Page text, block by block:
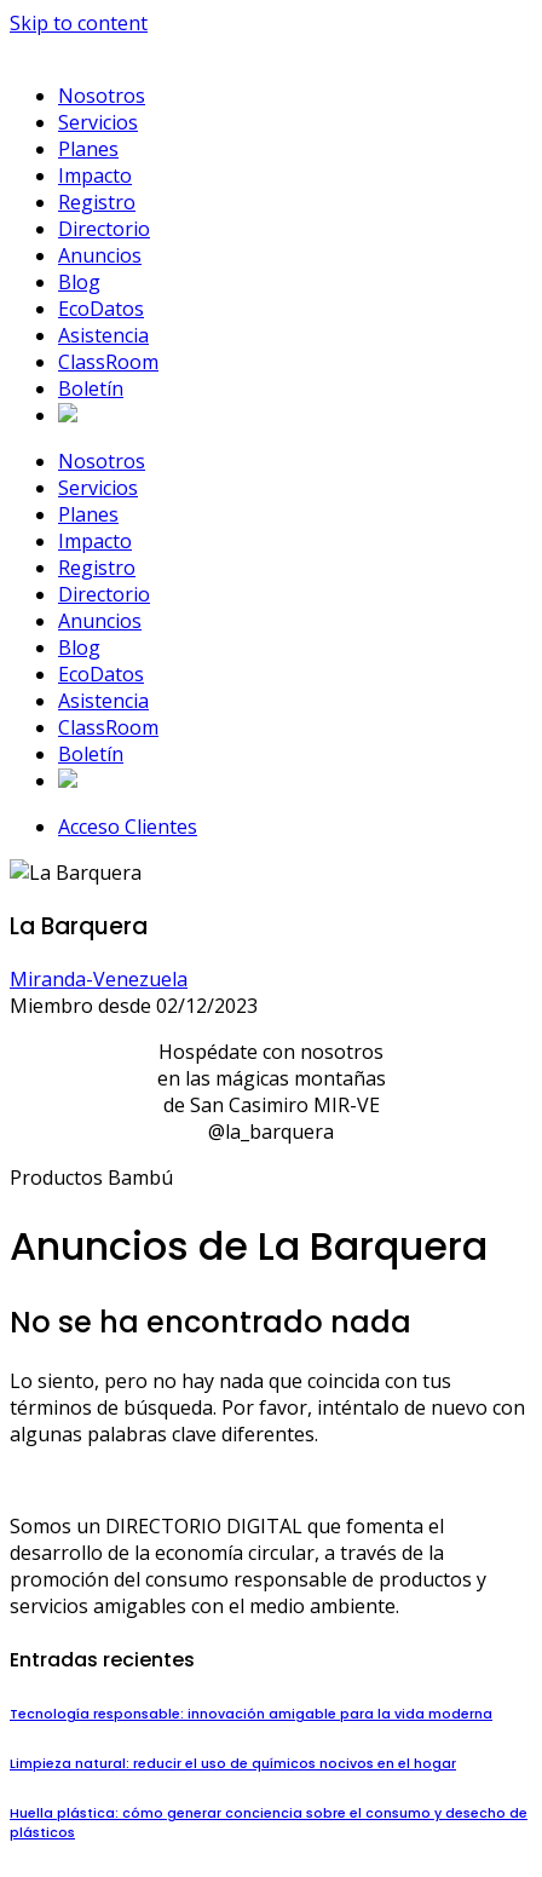
Skip to content
Nosotros
Servicios
Planes
Impacto
Registro
Directorio
Anuncios
Blog
EcoDatos
Asistencia
ClassRoom
Boletín
Nosotros
Servicios
Planes
Impacto
Registro
Directorio
Anuncios
Blog
EcoDatos
Asistencia
ClassRoom
Boletín
Acceso Clientes
La Barquera
Miranda-Venezuela
Miembro desde 02/12/2023
Hospédate con nosotros
en las mágicas montañas
de San Casimiro MIR-VE
@la_barquera
Productos Bambú
Anuncios de La Barquera
No se ha encontrado nada
Lo siento, pero no hay nada que coincida con tus
términos de búsqueda. Por favor, inténtalo de nuevo con
algunas palabras clave diferentes.
Somos un DIRECTORIO DIGITAL que fomenta el
desarrollo de la economía circular, a través de la
promoción del consumo responsable de productos y
servicios amigables con el medio ambiente.
Entradas recientes
Tecnología responsable: innovación amigable para la vida moderna
Limpieza natural: reducir el uso de químicos nocivos en el hogar
Huella plástica: cómo generar conciencia sobre el consumo y desecho de
plásticos